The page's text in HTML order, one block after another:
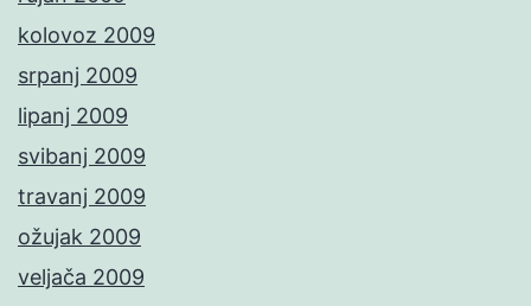
kolovoz 2009
srpanj 2009
lipanj 2009
svibanj 2009
travanj 2009
ožujak 2009
veljača 2009